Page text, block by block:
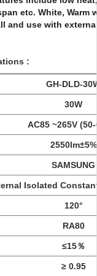
etc. White, Warm
and use with
:
GH-DLD-
30W
AC85 ~265V
2550lm±5%
SAMSUNG
Isolated
120°
RA80
≤15％
≥ 0.95